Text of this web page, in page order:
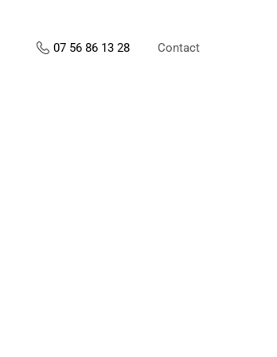
07 56 86 13 28 Contact